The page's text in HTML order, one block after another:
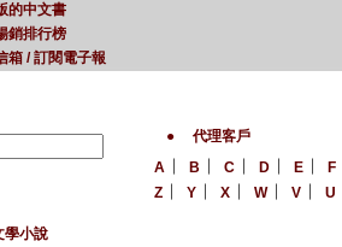
的中文書
銷排行榜
箱 / 訂閱電子報
學小說
●
代理客戶
A ︱ B ︱ C ︱ D ︱ E ︱ F
Z ︱ Y ︱ X ︱ W︱ V ︱ U